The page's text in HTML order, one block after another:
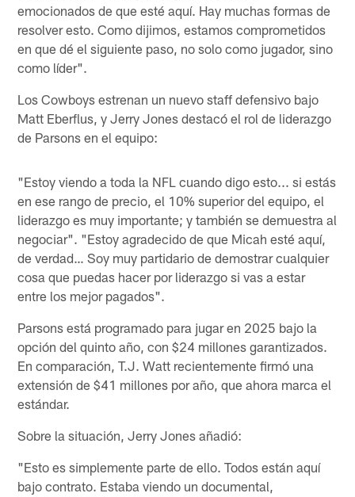
emocionados de que esté aquí. Hay muchas formas de
resolver esto. Como dijimos, estamos comprometidos
en que dé el siguiente paso, no solo como jugador, sino
como líder".
Los Cowboys estrenan un nuevo staff defensivo bajo
Matt Eberflus, y Jerry Jones destacó el rol de liderazgo
de Parsons en el equipo:
"Estoy viendo a toda la NFL cuando digo esto... si estás
en ese rango de precio, el 10% superior del equipo, el
liderazgo es muy importante; y también se demuestra al
negociar". "Estoy agradecido de que Micah esté aquí,
de verdad… Soy muy partidario de demostrar cualquier
cosa que puedas hacer por liderazgo si vas a estar
entre los mejor pagados".
Parsons está programado para jugar en 2025 bajo la
opción del quinto año, con $24 millones garantizados.
En comparación, T.J. Watt recientemente firmó una
extensión de $41 millones por año, que ahora marca el
estándar.
Sobre la situación, Jerry Jones añadió:
"Esto es simplemente parte de ello. Todos están aquí
bajo contrato. Estaba viendo un documental,